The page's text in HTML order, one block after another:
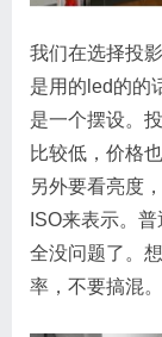
我们在选择投
是用的led的的
是一个摆设。
比较低，价格
另外要看亮度
ISO来表示。
全没问题了。
率，不要搞混